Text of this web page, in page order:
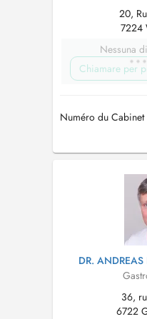
20,
7224
Nessuna
Chiamare per
Numéro du
DR.
36,
6722